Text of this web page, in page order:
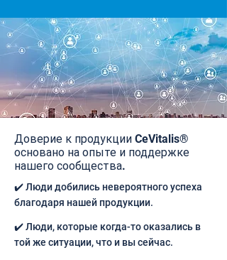
Доверие к продукции CeVitalis®
основано на опыте и поддержке
нашего сообщества.
✔️ Люди добились невероятного успеха
благодаря нашей продукции.
✔️ Люди, которые когда-то оказались в
той же ситуации, что и вы сейчас.